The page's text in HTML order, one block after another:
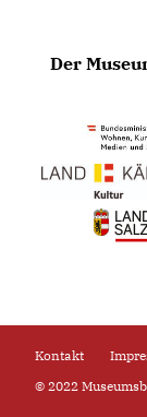
Der
Kontakt
© 2022